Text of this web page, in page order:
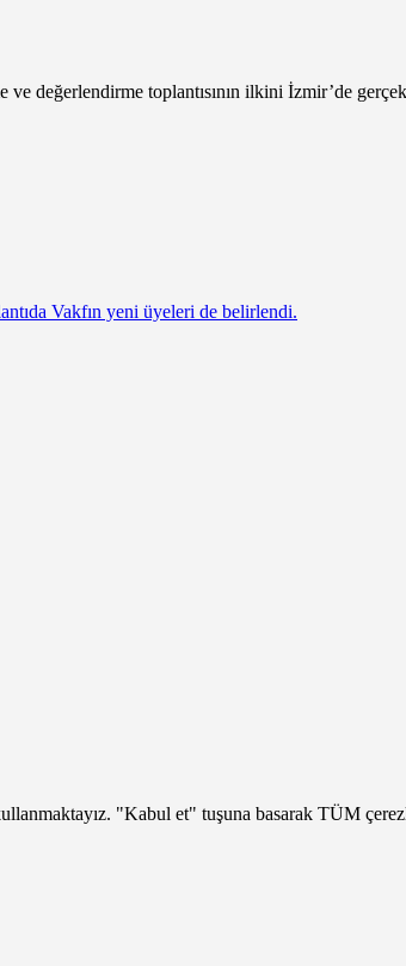
değerlendirme toplantısının ilkini İzmir’de
Vakfın yeni üyeleri de belirlendi.
"Kabul et" tuşuna basarak TÜM